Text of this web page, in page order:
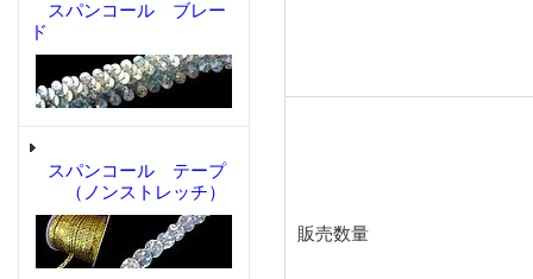
スパンコール ブレー
ド
スパンコール テープ
（ノンストレッチ）
販売数量